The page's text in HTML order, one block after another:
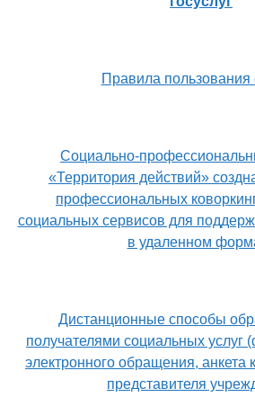
Правила пользования
Социально-
«Территория действий»
профессиональных
социальных сервисов для
в удаленном
Дистанционные способы
получателями социальных услуг
электронного обращения, анкета
представителя